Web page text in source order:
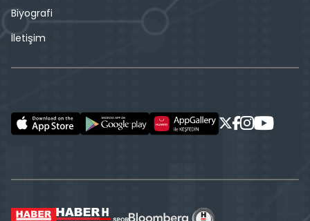
Biyografi
İletişim